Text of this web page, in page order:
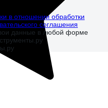
в отношении обработки
соглашения
данные в любой форме